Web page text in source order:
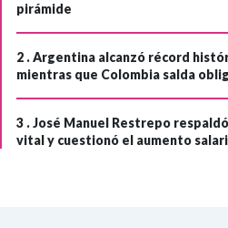
pirámide
2 .Argentina alcanzó récord
mientras que Colombia salda
3 .José Manuel Restrepo
vital y cuestionó el aumento